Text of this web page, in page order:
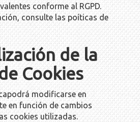
conforme al RGPD.
consulte las poíticas de
de la
Cookies
modificarse en
en función de cambios
cookies utilizadas.